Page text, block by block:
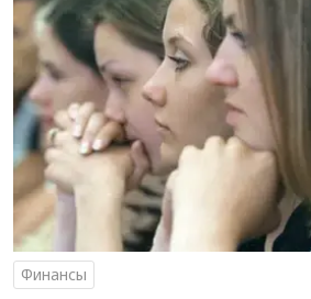
Финансы